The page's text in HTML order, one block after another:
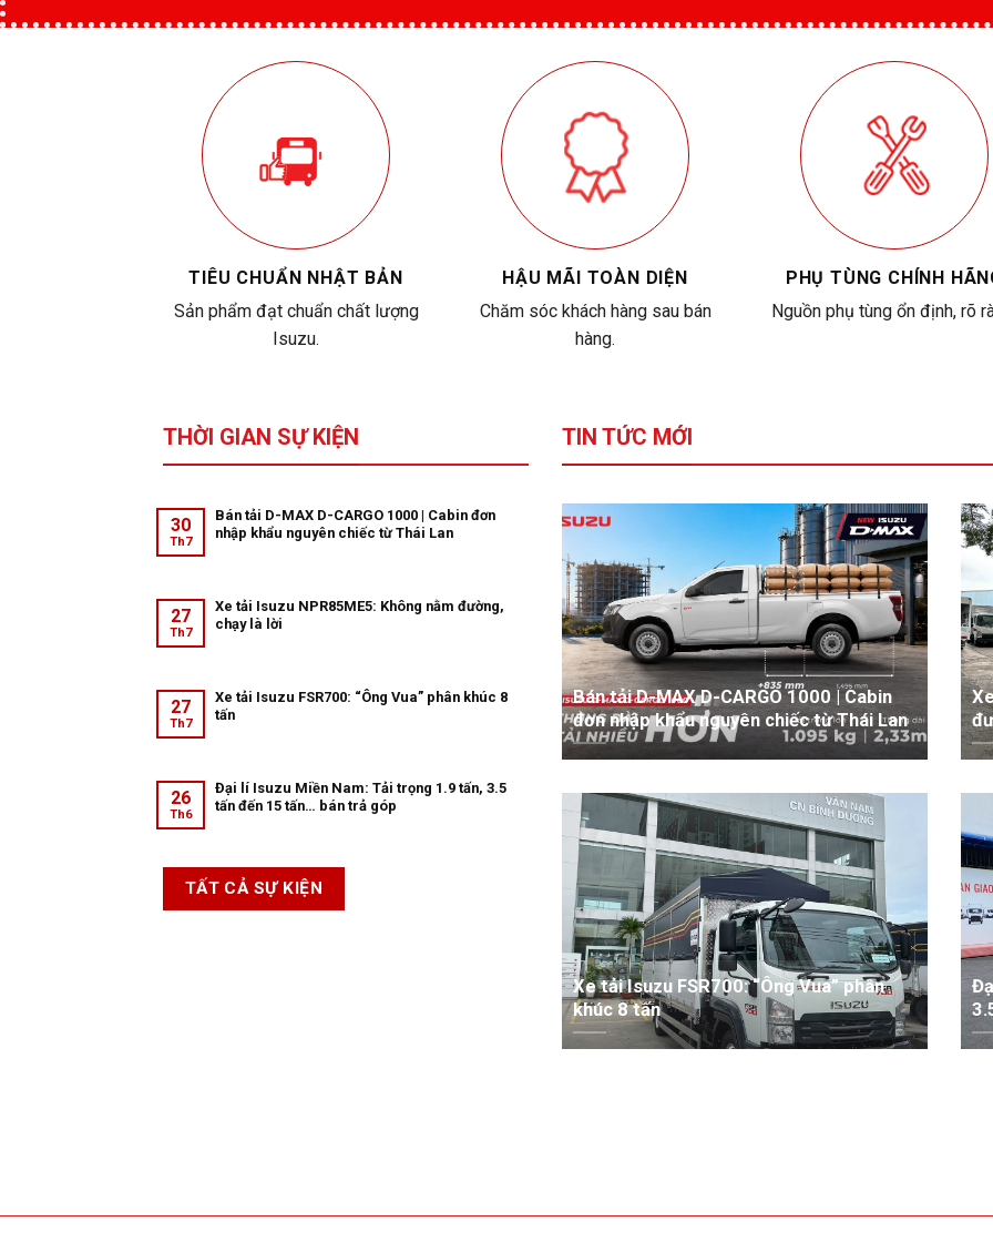
TIÊU CHUẨN NHẬT BẢN
Sản phẩm đạt chuẩn chất lượng
Isuzu.
HẬU MÃI TOÀN DIỆN
Chăm sóc khách hàng sau bán
hàng.
PHỤ TÙNG CHÍNH
Nguồn phụ tùng ổn định, rõ
THỜI GIAN SỰ KIỆN
Bán tải D-MAX D-CARGO 1000 | Cabin đơn
nhập khẩu nguyên chiếc từ Thái Lan
30
Th7
Xe tải Isuzu NPR85ME5: Không nằm đường,
chạy là lời
27
Th7
Xe tải Isuzu FSR700: “Ông Vua” phân khúc 8
tấn
27
Th7
Đại lí Isuzu Miền Nam: Tải trọng 1.9 tấn, 3.5
tấn đến 15 tấn… bán trả góp
26
Th6
TẤT CẢ SỰ KIỆN
TIN TỨC MỚI
Bán tải D-MAX D-CARGO 1000 | Cabin
đơn nhập khẩu nguyên chiếc từ Thái Lan
Xe tải Isuzu FSR700: “Ông Vua” phân
khúc 8 tấn